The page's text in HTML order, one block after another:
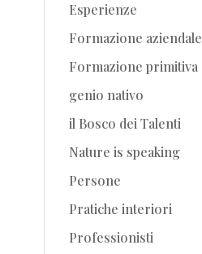
Esperienze
Formazione aziendale
Formazione primitiva
genio nativo
il Bosco dei Talenti
Nature is speaking
Persone
Pratiche interiori
Professionisti